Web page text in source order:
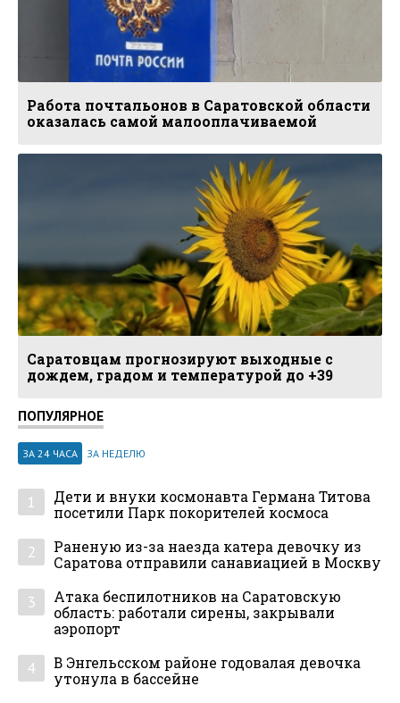
Работа почтальонов в Саратовской области
оказалась самой малооплачиваемой
Саратовцам прогнозируют выходные с
дождем, градом и температурой до +39
ПОПУЛЯРНОЕ
ЗА 24 ЧАСА ЗА НЕДЕЛЮ
1
Дети и внуки космонавта Германа Титова
посетили Парк покорителей космоса
2
Раненую из-за наезда катера девочку из
Саратова отправили санавиацией в Москву
3
Атака беспилотников на Саратовскую
область: работали сирены, закрывали
аэропорт
4
В Энгельсском районе годовалая девочка
утонула в бассейне